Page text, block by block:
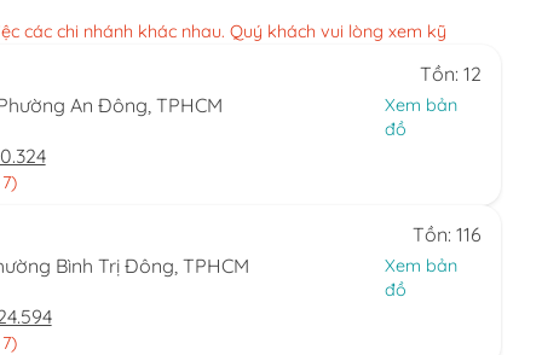
các chi nhánh khác nhau. Quý khách vui lòng xem kỹ
Tồn: 12
An Đông, TPHCM
Xem bản
đồ
Tồn: 116
Bình Trị Đông, TPHCM
Xem bản
đồ